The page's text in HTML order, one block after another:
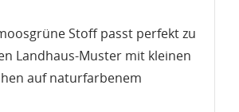
Stoff passt perfekt zu
Landhaus-Muster mit kleinen
auf naturfarbenem